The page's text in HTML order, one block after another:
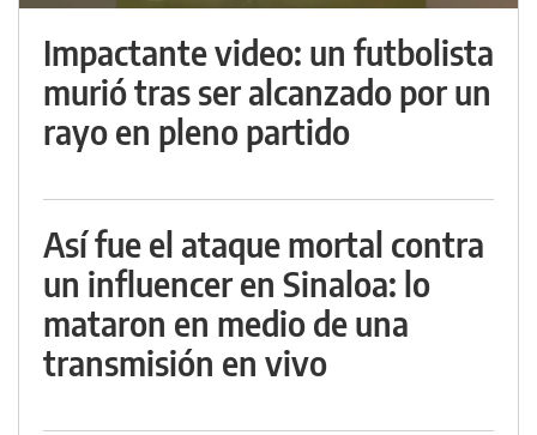
Impactante video: un futbolista
murió tras ser alcanzado por un
rayo en pleno partido
Así fue el ataque mortal contra
un influencer en Sinaloa: lo
mataron en medio de una
transmisión en vivo